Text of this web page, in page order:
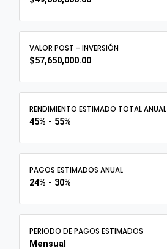
VALOR POST - INVERSIÓN
$57,650,000.00
RENDIMIENTO ESTIMADO TOTAL ANUAL
45% - 55%
PAGOS ESTIMADOS ANUAL
24% - 30%
PERIODO DE PAGOS ESTIMADOS
Mensual